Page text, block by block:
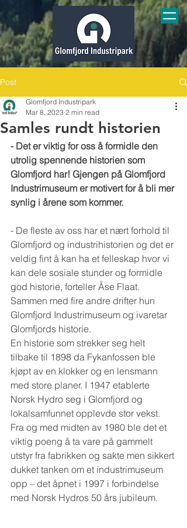
Post
Samles rundt historien
Glomfjord Industripark
Mar 8, 2023 2 min read
- Det er viktig for oss å formidle den
utrolig spennende historien som
Glomfjord har! Gjengen på Glomfjord
Industrimuseum er motivert for å bli mer
synlig i årene som kommer.
- De fleste av oss har et nært forhold til
Glomfjord og industrihistorien og det er
veldig fint å kan ha et felleskap hvor vi
kan dele sosiale stunder og formidle
god historie, forteller Åse Flaat.
Sammen med fire andre drifter hun
Glomfjord Industrimuseum og ivaretar
Glomfjords historie.
En historie som strekker seg helt
tilbake til 1898 da Fykanfossen ble
kjøpt av en klokker og en lensmann
med store planer. I 1947 etablerte
Norsk Hydro seg i Glomfjord og
lokalsamfunnet opplevde stor vekst.
Fra og med midten av 1980 ble det et
viktig poeng å ta vare på gammelt
utstyr fra fabrikken og sakte men sikkert
dukket tanken om et industrimuseum
opp – det åpnet i 1997 i forbindelse
med Norsk Hydros 50 års jubileum.